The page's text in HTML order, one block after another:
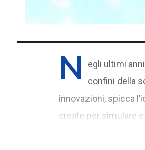
N egli ultimi
confini della
innovazioni, spicca
create per simulare